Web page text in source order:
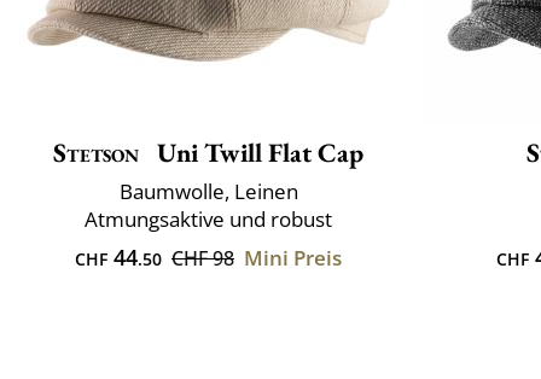
Stetson Uni Twill Flat Cap
Baumwolle, Leinen
Atmungsaktive und robust
CHF 44.50 CHF 98 Mini Preis CHF